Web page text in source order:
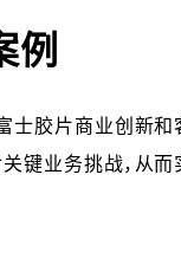
例
士胶片商业创新
键业务挑战，从而